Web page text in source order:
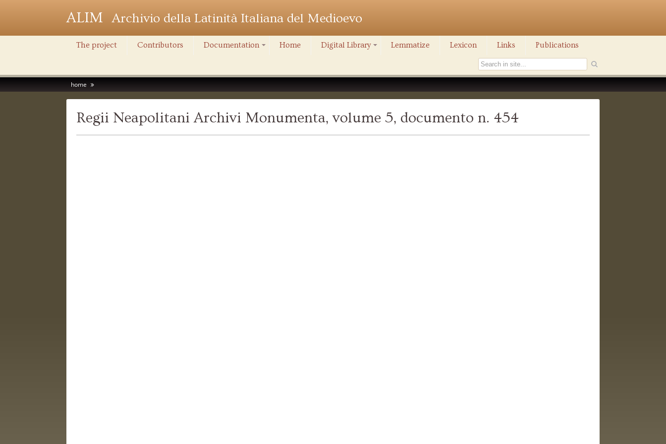
ALIM Archivio della Latinità Italiana del Medioevo
The project Contributors Documentation Home Digital Library Lemmatize Lexicon Links Publications
home
Regii Neapolitani Archivi Monumenta, volume 5, documento n. 454